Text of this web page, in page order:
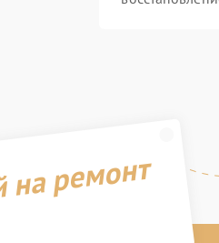
ремонт